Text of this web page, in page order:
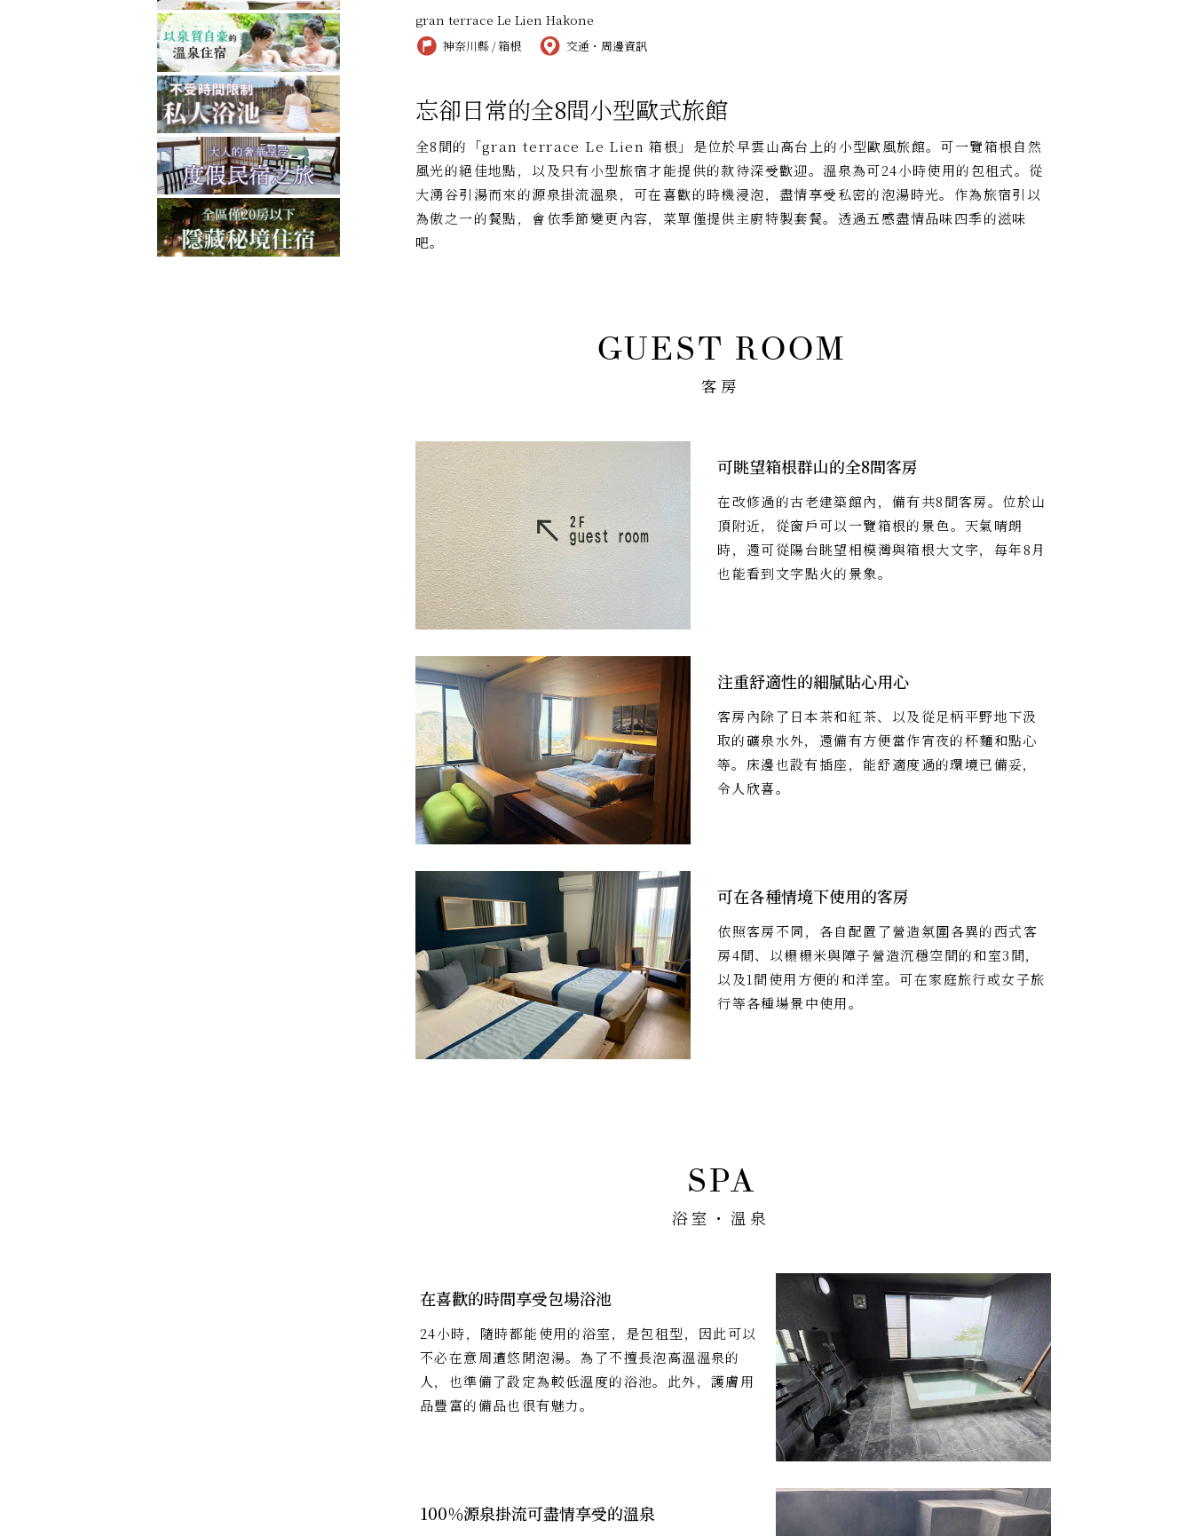
gran terrace Le Lien Hakone
神奈川縣 / 箱根 交通・周邊資訊
忘卻日常的全8間小型歐式旅館
全8間的「gran terrace Le Lien 箱根」是位於早雲山高台上的小型歐風旅館。可一覽箱根自然
風光的絕佳地點，以及只有小型旅宿才能提供的款待深受歡迎。溫泉為可24小時使用的包租式。從
大湧谷引湯而來的源泉掛流溫泉，可在喜歡的時機浸泡，盡情享受私密的泡湯時光。作為旅宿引以
為傲之一的餐點，會依季節變更內容，菜單僅提供主廚特製套餐。透過五感盡情品味四季的滋味
吧。
客房
可眺望箱根群山的全8間客房
在改修過的古老建築館內，備有共8間客房。位於山
頂附近，從窗戶可以一覽箱根的景色。天氣晴朗
時，還可從陽台眺望相模灣與箱根大文字，每年8月
也能看到文字點火的景象。
注重舒適性的細膩貼心用心
客房內除了日本茶和紅茶、以及從足柄平野地下汲
取的礦泉水外，還備有方便當作宵夜的杯麵和點心
等。床邊也設有插座，能舒適度過的環境已備妥，
令人欣喜。
可在各種情境下使用的客房
依照客房不同，各自配置了營造氛圍各異的西式客
房4間、以榻榻米與障子營造沉穩空間的和室3間，
以及1間使用方便的和洋室。可在家庭旅行或女子旅
行等各種場景中使用。
浴室・溫泉
在喜歡的時間享受包場浴池
24小時，隨時都能使用的浴室，是包租型，因此可以
不必在意周遭悠閒泡湯。為了不擅長泡高溫溫泉的
人，也準備了設定為較低溫度的浴池。此外，護膚用
品豐富的備品也很有魅力。
100％源泉掛流可盡情享受的溫泉